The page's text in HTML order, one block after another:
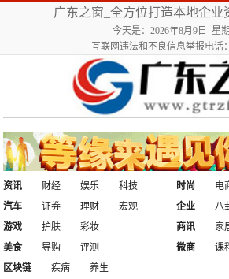
广东之窗_全方位打造本地企业
今天是：2026年8月9日 星
互联网违法和不良信息举报电话
资讯 财经 娱乐
科技
汽车
证券 理财 宏观
时尚 电
企业
八
游戏
护肤
彩妆
美食
导购 评测
商讯 家
微商
课
区块链
疾病
养生